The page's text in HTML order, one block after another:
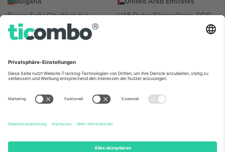
Regus Sofia City West, bul
Totleben 53-55, 1606 Sofia,
Bulgaria
UAE Dubai Silicon Oasis, DDP
Building A1, Office 302, Dubai,
Mexico
Av Chapultepec 360, Roma
Norte, Cuauhtémoc, 06700
Ciudad de México, CDMX,
Mexico
Die juristische Person des Plattformanbieters kann je nach
Informationen finden Sie auf der jeweiligen Veranstaltungsseite, im